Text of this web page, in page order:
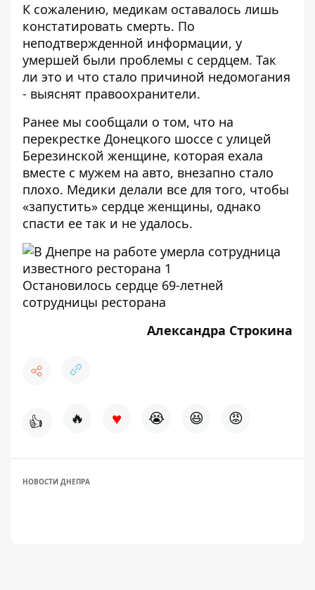
К сожалению, медикам оставалось лишь
констатировать смерть. По
неподтвержденной информации, у
умершей были проблемы с сердцем. Так
ли это и что стало причиной недомогания
- выяснят правоохранители.
Ранее мы сообщали о том, что на
перекрестке Донецкого шоссе с улицей
Березинской женщине, которая ехала
вместе с мужем на авто, внезапно стало
плохо. Медики делали все для того, чтобы
«запустить» сердце женщины, однако
спасти ее так и не удалось.
Остановилось сердце 69-летней
сотрудницы ресторана
Александра Строкина
👍 🔥 ♥ 😭 😆 😡
НОВОСТИ ДНЕПРА